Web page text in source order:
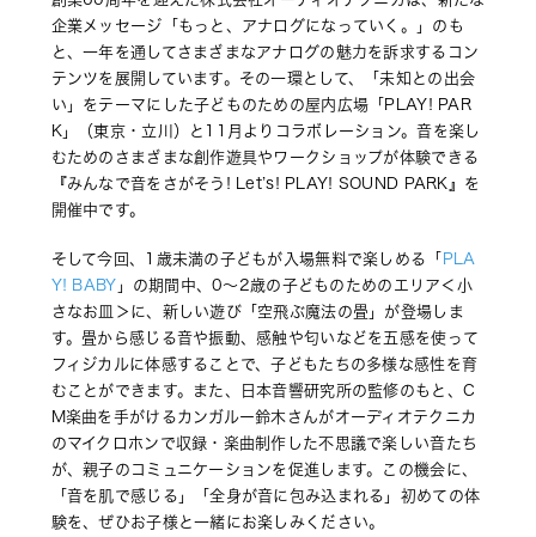
企業メッセージ「もっと、アナログになっていく。」のも
と、一年を通してさまざまなアナログの魅力を訴求するコン
テンツを展開しています。その一環として、「未知との出会
い」をテーマにした子どものための屋内広場「PLAY! PAR
K」（東京・立川）と11月よりコラボレーション。音を楽し
むためのさまざまな創作遊具やワークショップが体験できる
『みんなで音をさがそう! Let’s! PLAY! SOUND PARK』を
開催中です。
そして今回、1歳未満の子どもが入場無料で楽しめる「PLA
Y! BABY 」の期間中、0～2歳の子どものためのエリア＜小
さなお皿＞に、新しい遊び「空飛ぶ魔法の畳」が登場しま
す。畳から感じる音や振動、感触や匂いなどを五感を使って
フィジカルに体感することで、子どもたちの多様な感性を育
むことができます。また、日本音響研究所の監修のもと、C
M楽曲を手がけるカンガルー鈴木さんがオーディオテクニカ
のマイクロホンで収録・楽曲制作した不思議で楽しい音たち
が、親子のコミュニケーションを促進します。この機会に、
「音を肌で感じる」「全身が音に包み込まれる」初めての体
験を、ぜひお子様と一緒にお楽しみください。